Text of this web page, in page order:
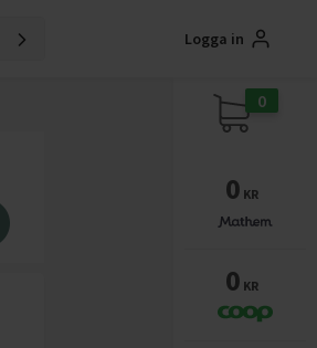
Logga in
0
0 KR
0 KR